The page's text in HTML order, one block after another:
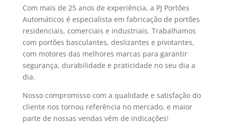
Com mais de 25 anos de experiência, a PJ Portões
Automáticos é especialista em fabricação de portões
residenciais, comerciais e industriais. Trabalhamos
com portões basculantes, deslizantes e pivotantes,
com motores das melhores marcas para garantir
segurança, durabilidade e praticidade no seu dia a
dia.
Nosso compromisso com a qualidade e satisfação do
cliente nos tornou referência no mercado, e maior
parte de nossas vendas vêm de indicações!